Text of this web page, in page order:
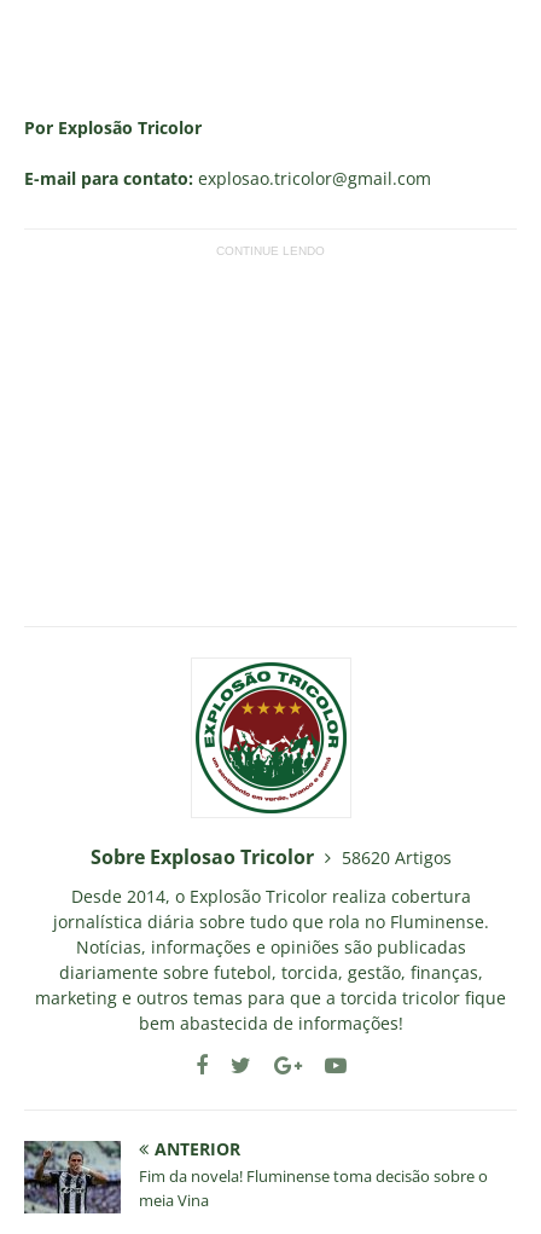
Por Explosão Tricolor
E-mail para contato: explosao.tricolor@gmail.com
CONTINUE LENDO
Sobre Explosao Tricolor
58620 Artigos
Desde 2014, o Explosão Tricolor realiza cobertura
jornalística diária sobre tudo que rola no Fluminense.
Notícias, informações e opiniões são publicadas
diariamente sobre futebol, torcida, gestão, finanças,
marketing e outros temas para que a torcida tricolor fique
bem abastecida de informações!
ANTERIOR
Fim da novela! Fluminense toma decisão sobre o
meia Vina